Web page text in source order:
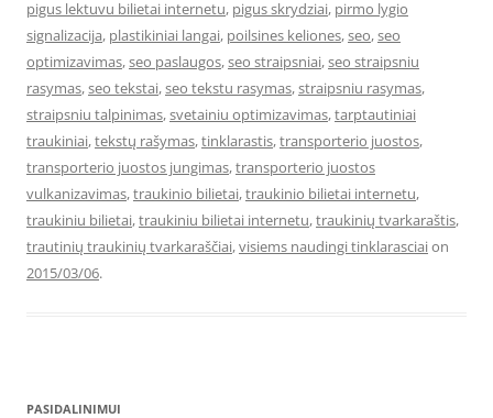
pigus lektuvu bilietai internetu, pigus skrydziai, pirmo lygio
signalizacija, plastikiniai langai, poilsines keliones,seo,seo
optimizavimas,seo paslaugos,seo straipsniai,seo straipsniu
rasymas,seo tekstai,seo tekstu rasymas,straipsniu rasymas,
straipsniu talpinimas,svetainiu optimizavimas,tarptautiniai
traukiniai,tekstų rašymas,tinklarastis,transporterio juostos,
transporterio juostos jungimas,transporterio juostos
vulkanizavimas,traukinio bilietai,traukinio bilietai internetu,
traukiniu bilietai,traukiniu bilietai internetu,traukinių tvarkaraštis,
trautinių traukinių tvarkaraščiai,visiems naudingi tinklarasciaion
2015/03/06.
PASIDALINIMUI